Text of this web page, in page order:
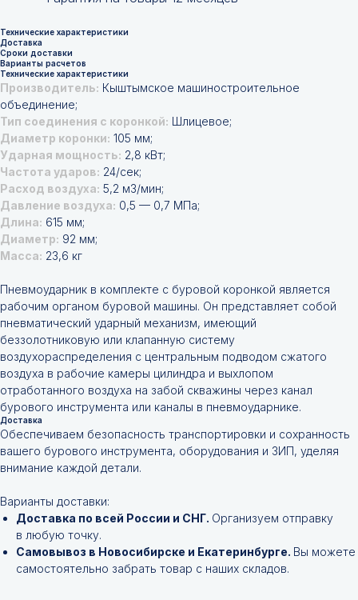
Технические характеристики
Доставка
Сроки доставки
Варианты расчетов
Технические характеристики
Производитель: Кыштымское машиностроительное
объединение;
Тип соединения с коронкой: Шлицевое;
Диаметр коронки: 105 мм;
Ударная мощность: 2,8 кВт;
Частота ударов: 24/сек;
Расход воздуха: 5,2 м3/мин;
Давление воздуха: 0,5 — 0,7 МПа;
Длина: 615 мм;
Диаметр: 92 мм;
Масса: 23,6 кг
Пневмоударник в комплекте с буровой коронкой является
рабочим органом буровой машины. Он представляет собой
пневматический ударный механизм, имеющий
беззолотниковую или клапанную систему
воздухораспределения с центральным подводом сжатого
воздуха в рабочие камеры цилиндра и выхлопом
отработанного воздуха на забой скважины через канал
бурового инструмента или каналы в пневмоударнике.
Доставка
Обеспечиваем безопасность транспортировки и сохранность
вашего бурового инструмента, оборудования и ЗИП, уделяя
внимание каждой детали.
Варианты доставки:
Доставка по всей России и СНГ. Организуем отправку
в любую точку.
Самовывоз в Новосибирске и Екатеринбурге. Вы можете
самостоятельно забрать товар с наших складов.